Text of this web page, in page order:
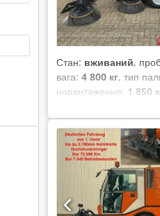
Стан: вживаний,
вага: 4 800 кг, тип
навантаження: 1 850
6, кількість місць:2,
контроль,